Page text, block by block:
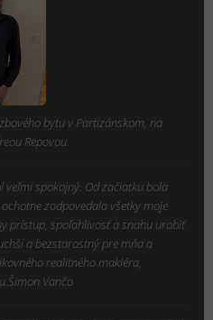
bytu v Partizánskom, na
Repovou.
veľmi spokojný. Od začiatku bola
zodpovedala všetky moje
prístup, spoľahlivosť a snahu urobiť
a bezstarostný pre mňa a
realitného makléra,
Vančo